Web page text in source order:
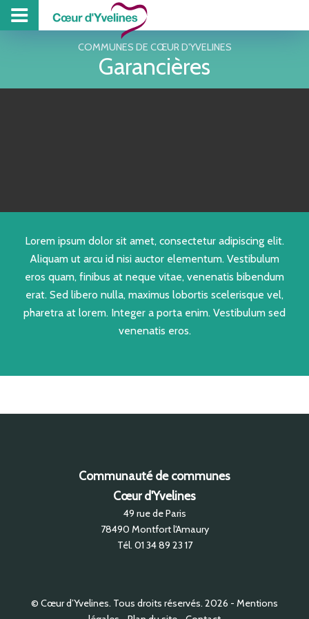
COMMUNES DE CŒUR D'YVELINES
Garancières
Lorem ipsum dolor sit amet, consectetur adipiscing elit.
Aliquam ut arcu id nisi auctor elementum. Vestibulum
eros quam, finibus at neque vitae, venenatis bibendum
erat. Sed libero nulla, maximus lobortis scelerisque vel,
pharetra at lorem. Integer a porta enim. Vestibulum sed
venenatis eros.
Communauté de communes
Cœur d'Yvelines
49 rue de Paris
78490 Montfort l'Amaury
Tél. 01 34 89 23 17
© Cœur d’Yvelines. Tous droits réservés. 2026
Mentions